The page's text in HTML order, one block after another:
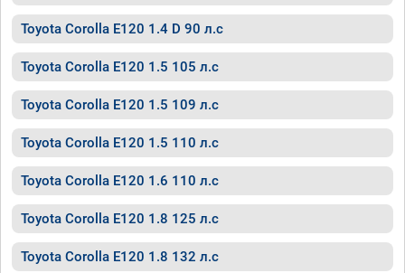
Toyota Corolla E120 1.4 D 90 л.с
Toyota Corolla E120 1.5 105 л.с
Toyota Corolla E120 1.5 109 л.с
Toyota Corolla E120 1.5 110 л.с
Toyota Corolla E120 1.6 110 л.с
Toyota Corolla E120 1.8 125 л.с
Toyota Corolla E120 1.8 132 л.с